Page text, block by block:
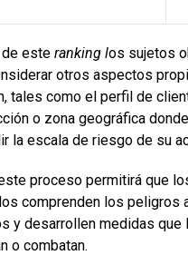
este ranking los sujetos
otros aspectos
tales como el perfil de
o zona geográfica
la escala de riesgo de su
proceso permitirá que
comprenden los peligros
y desarrollen medidas que
o combatan.